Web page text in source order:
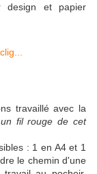
design et papier
travaillé avec la
fil rouge de cet
: 1 en A4 et 1
le chemin d'une